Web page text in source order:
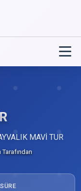
MAVİ TUR
Tarafından
SÜRE